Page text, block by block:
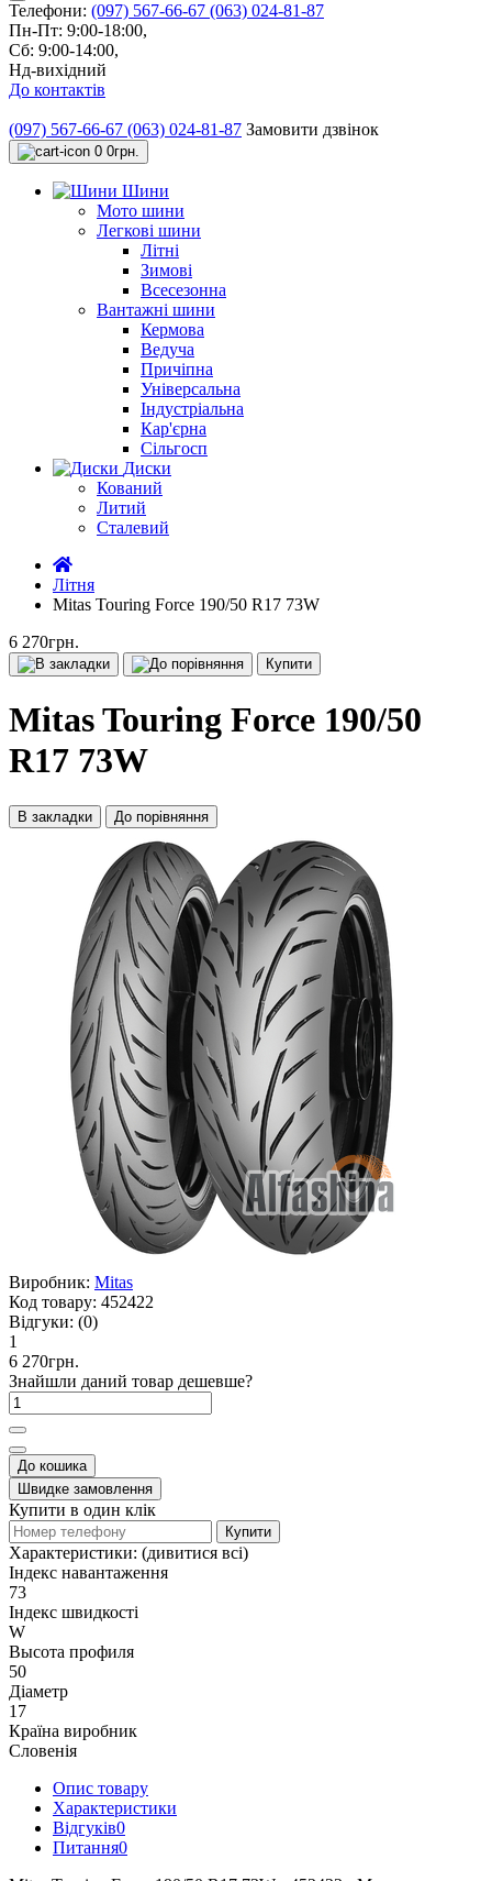
Телефони: (097) 567-66-67 (063) 024-81-87
Пн-Пт: 9:00-18:00,
Сб: 9:00-14:00,
Нд-вихідний
До контактів
(097) 567-66-67 (063) 024-81-87 Замовити дзвінок
0 0грн.
Шини
Мото шини
Легкові шини
Літні
Зимові
Всесезонна
Вантажні шини
Кермова
Ведуча
Причіпна
Універсальна
Індустріальна
Кар'єрна
Сільгосп
Диски
Кований
Литий
Сталевий
Літня
Mitas Touring Force 190/50 R17 73W
6 270грн.
Купити
Mitas Touring Force 190/50
R17 73W
В закладки До порівняння
Виробник: Mitas
Код товару: 452422
Відгуки: (0)
1
6 270грн.
Знайшли даний товар дешевше?
До кошика
Швидке замовлення
Купити в один клік
Купити
Характеристики: (дивитися всі)
Індекс навантаження
73
Індекс швидкості
W
Высота профиля
50
Діаметр
17
Країна виробник
Словенія
Опис товару
Характеристики
Відгуків0
Питання0